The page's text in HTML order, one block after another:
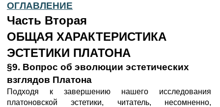
ОГЛАВЛЕНИЕ
Часть Вторая
ОБЩАЯ ХАРАКТЕРИСТИКА
ЭСТЕТИКИ ПЛАТОНА
§9. Вопрос об эволюции эстетических
взглядов Платона
Подходя к завершению нашего исследования
платоновской эстетики, читатель, несомненно,